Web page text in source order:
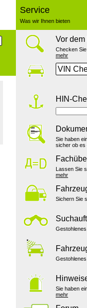
Service
Was wir Ihnen bieten
Vor dem
Checken
mehr
VIN
HIN-
Sie haben
sicher ob es
Lassen Sie
mehr
Sichern Sie
Sie haben
mehr